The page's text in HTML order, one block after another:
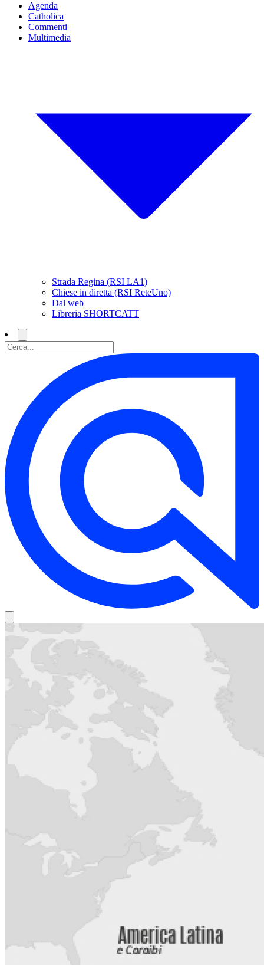
Agenda
Catholica
Commenti
Multimedia
Strada Regina (RSI LA1)
Chiese in diretta (RSI ReteUno)
Dal web
Libreria SHORTCATT